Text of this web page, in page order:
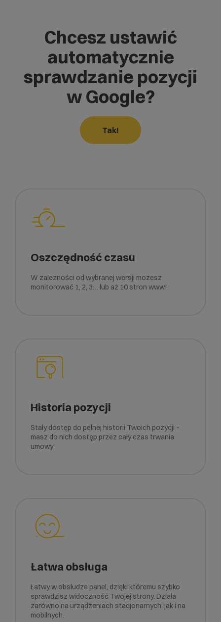
Chcesz ustawić
automatycznie
sprawdzanie pozycji
w Google?
Tak!
Oszczędność czasu
W zależności od wybranej wersji możesz
monitorować 1, 2, 3… lub aż 10 stron www!
Historia pozycji
Stały dostęp do pełnej historii Twoich pozycji –
masz do nich dostęp przez cały czas trwania
umowy
Łatwa obsługa
Łatwy w obsłudze panel, dzięki któremu szybko
sprawdzisz widoczność Twojej strony. Działa
zarówno na urządzeniach stacjonarnych, jak i na
mobilnych.